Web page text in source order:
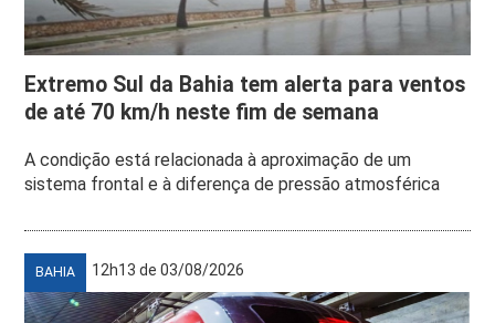
Extremo Sul da Bahia tem alerta para ventos
de até 70 km/h neste fim de semana
A condição está relacionada à aproximação de um
sistema frontal e à diferença de pressão atmosférica
BAHIA 12h13 de 03/08/2026